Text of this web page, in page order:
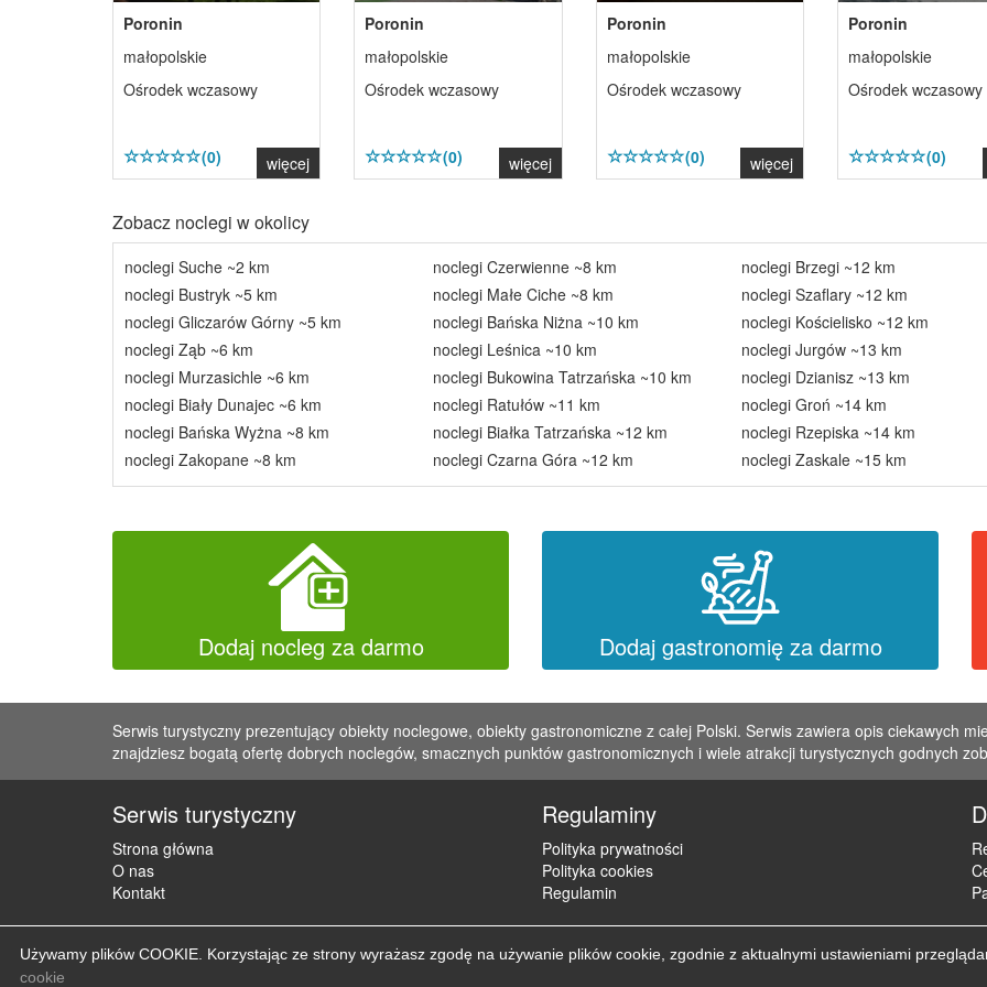
Poronin
małopolskie
Ośrodek wczasowy
(0) więcej
Poronin
małopolskie
Ośrodek wczasowy
(0) więcej
Poronin
małopolskie
Ośrodek wczasowy
(0) więcej
Poronin
małopolskie
Ośrodek wczasowy
(0)
Zobacz noclegi w okolicy
noclegi Suche ~2 km
noclegi Bustryk ~5 km
noclegi Gliczarów Górny ~5 km
noclegi Ząb ~6 km
noclegi Murzasichle ~6 km
noclegi Biały Dunajec ~6 km
noclegi Bańska Wyżna ~8 km
noclegi Zakopane ~8 km
noclegi Czerwienne ~8 km
noclegi Małe Ciche ~8 km
noclegi Bańska Niżna ~10 km
noclegi Leśnica ~10 km
noclegi Bukowina Tatrzańska ~10 km
noclegi Ratułów ~11 km
noclegi Białka Tatrzańska ~12 km
noclegi Czarna Góra ~12 km
noclegi Brzegi ~12 km
noclegi Szaflary ~12 km
noclegi Kościelisko ~12 km
noclegi Jurgów ~13 km
noclegi Dzianisz ~13 km
noclegi Groń ~14 km
noclegi Rzepiska ~14 km
noclegi Zaskale ~15 km
Dodaj nocleg za darmo Dodaj gastronomię za darmo
Serwis turystyczny prezentujący obiekty noclegowe, obiekty gastronomiczne z całej Polski. Serwis zawiera opis ciekawych
znajdziesz bogatą ofertę dobrych noclegów, smacznych punktów gastronomicznych i wiele atrakcji turystycznych godnych
Serwis turystyczny
Strona główna
O nas
Kontakt
Regulaminy
Polityka prywatności
Polityka cookies
Regulamin
Copyright © 2012 - 2026 ZaklepNocleg.pl. Wszystkie prawa
Używamy plików COOKIE. Korzystając ze strony wyrażasz zgodę na używanie plików cookie, zgodnie z aktualnymi ustawieniami
cookie